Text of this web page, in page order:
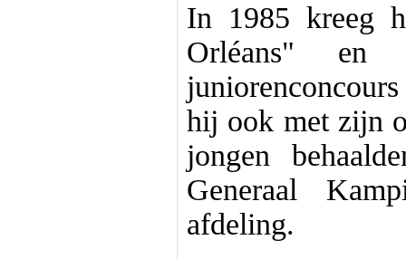
In 1985 kreeg
Orléans"
hij ook met zijn
jongen
Generaal
afdeling.